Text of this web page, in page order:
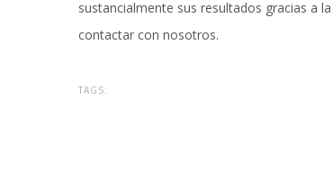
sustancialmente sus resultados gracias a
contactar con nosotros.
TAGS: